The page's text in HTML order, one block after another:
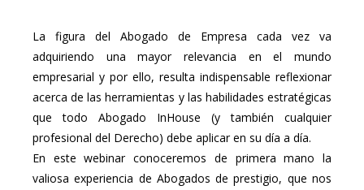
La figura del Abogado de Empresa cada vez va
adquiriendo una mayor relevancia en el mundo
empresarial y por ello, resulta indispensable reflexionar
acerca de las herramientas y las habilidades estratégicas
que todo Abogado InHouse (y también cualquier
profesional del Derecho) debe aplicar en su día a día.
En este webinar conoceremos de primera mano la
valiosa experiencia de Abogados de prestigio, que nos